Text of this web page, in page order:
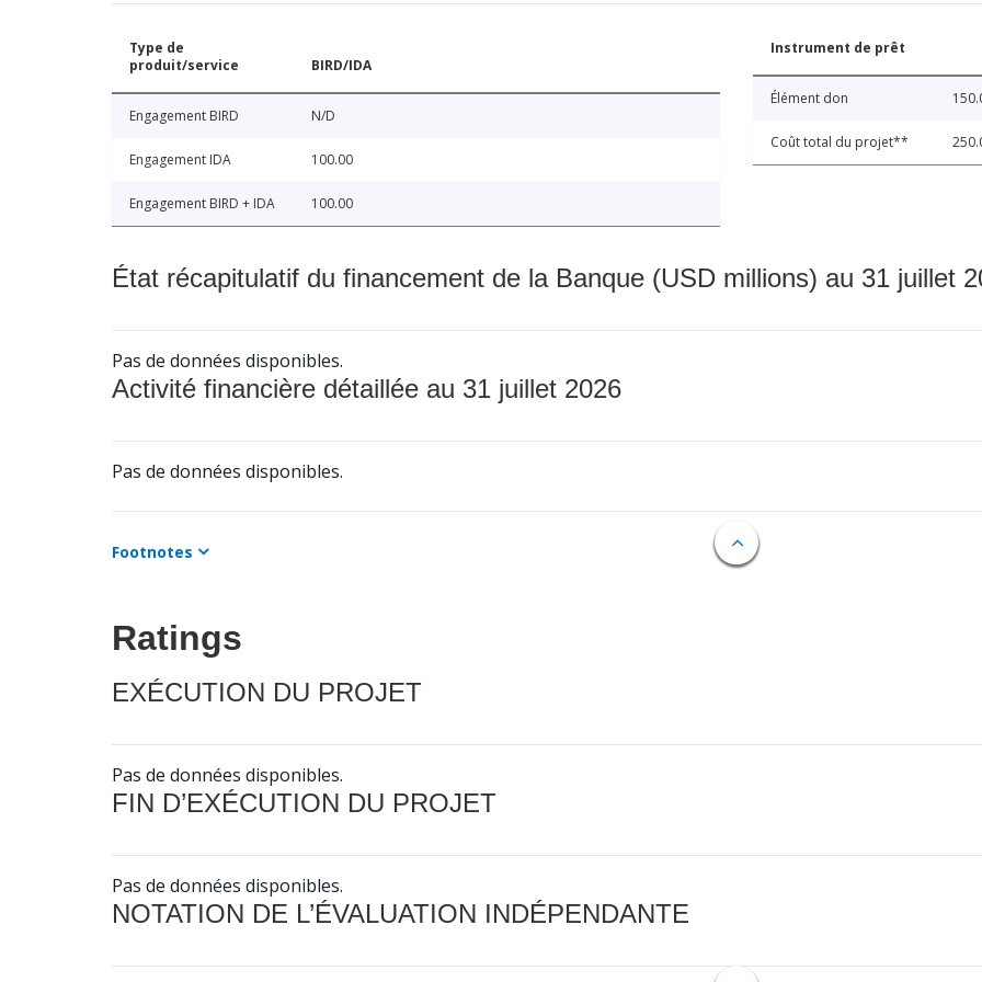
Type de
produit/service
BIRD/IDA
Engagement BIRD N/D
Engagement IDA 100.00
Engagement BIRD + IDA 100.00
Instrument de prêt
Élément don
Coût total du projet**
État récapitulatif du financement de la Banque (USD millions) au 31 juillet
Pas de données disponibles.
Activité financière détaillée au 31 juillet 2026
Pas de données disponibles.
Footnotes
Ratings
EXÉCUTION DU PROJET
Pas de données disponibles.
FIN D’EXÉCUTION DU PROJET
Pas de données disponibles.
NOTATION DE L’ÉVALUATION INDÉPENDANTE